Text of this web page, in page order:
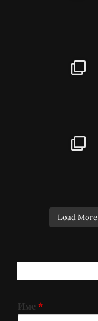
Load More
Име *